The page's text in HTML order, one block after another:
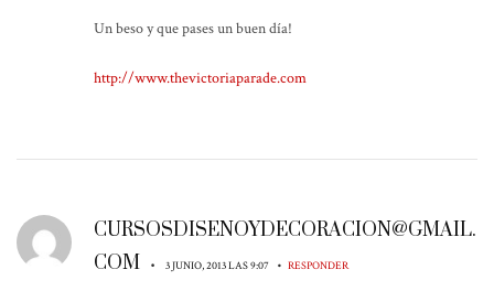
Un beso y que pases un buen día!
http://www.thevictoriaparade.com
CURSOSDISENOYDECORACION@GMAIL.
COM
• 3 JUNIO, 2013 LAS 9:07 • RESPONDER